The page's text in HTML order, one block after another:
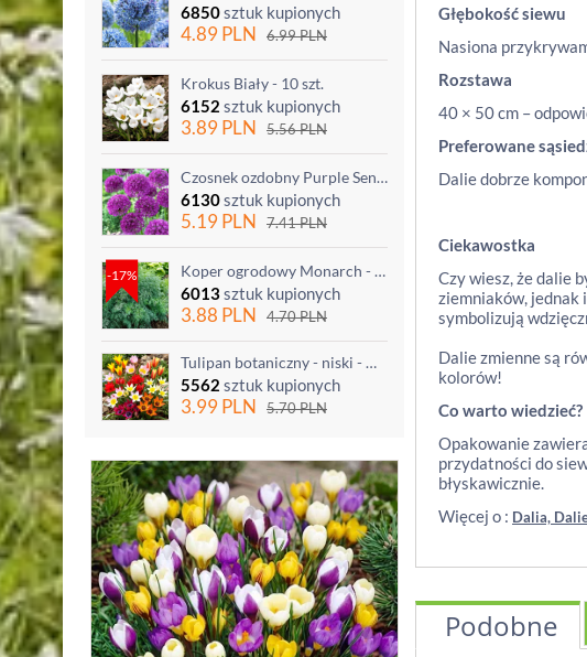
6850sztuk kupionych
4.89PLN 6.99PLN
Krokus Biały - 10 szt.
6152 sztuk kupionych
3.89PLN 5.56PLN
Czosnek ozdobny Purple Sensation - op. 3 szt.
6130sztuk kupionych
5.19PLN 7.41PLN
-17% Koper ogrodowy Monarch - po ścięciu odrasta
6013sztuk kupionych
3.88 PLN 4.70PLN
Tulipan botaniczny - niski - mix kolorów - 5 szt.
5562 sztuk kupionych
3.99PLN 5.70PLN
Głębokość siewu
Nasiona
Rozstawa
40 × 50 cm –
Preferowane
Dalie dobrze
Ciekawostka
Czy wiesz, że dalie
ziemniaków, jednak
symbolizują
Dalie zmienne są
kolorów!
Co warto wiedzieć?
Opakowanie
przydatności do
błyskawicznie.
Więcej o : Dalia,
Podobne